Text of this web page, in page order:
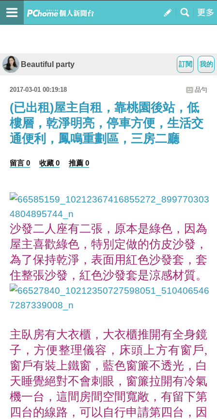
我的
訂閱
Beautiful party
2017-03-01 00:19:18 品勻
(已出租)屋主自租，靠桃園後站，低
樓層，乾淨明亮，停車方便，生活交
通便利，鳳鳴重劃區，三房二廳
留言 0 收藏 0 推薦 0
沙發二人座有二張，原本是綠色，因為
屋主喜歡綠色，特別定做的仿皮沙發，
為了保持乾淨，表面用紅色沙發套，套
住整張沙發，紅色沙發套是涼感材質。
主臥房有大衣櫃，大衣櫃推開有全身鏡
子，方便整理儀容，床頭上方有窗戶,
窗戶有裝上鐵窗，藍色窗簾不透光，白
天睡覺絕對不會刺眼，窗簾拉開有冷氣
機一台，這間房間空間寬敞，有留下第
四台的線路，可以自行申請第四台，因